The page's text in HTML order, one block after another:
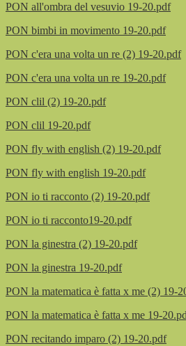
PON all'ombra del vesuvio 19-20.pdf
PON bimbi in movimento 19-20.pdf
PON c'era una volta un re (2) 19-20.pdf
PON c'era una volta un re 19-20.pdf
PON clil (2) 19-20.pdf
PON clil 19-20.pdf
PON fly with english (2) 19-20.pdf
PON fly with english 19-20.pdf
PON io ti racconto (2) 19-20.pdf
PON io ti racconto19-20.pdf
PON la ginestra (2) 19-20.pdf
PON la ginestra 19-20.pdf
PON la matematica è fatta x me (2) 19-
PON la matematica è fatta x me 19-
PON recitando imparo (2) 19-20.pdf